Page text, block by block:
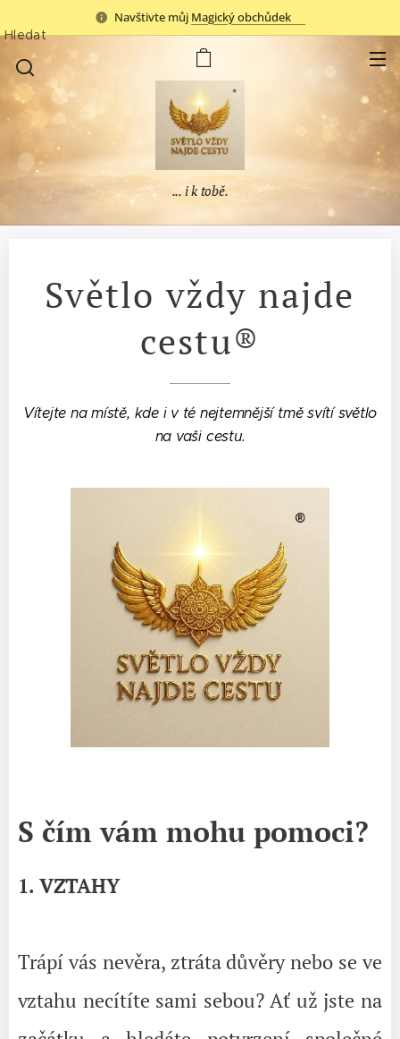
Navštivte můj Magický obchůdek✨
... i k tobě.
Hledat
Světlo vždy najde
cestu®
Vítejte na místě, kde i v té nejtemnější tmě svítí světlo
na vaši cestu.
S čím vám mohu pomoci?
1. VZTAHY
Trápí vás nevěra, ztráta důvěry nebo se ve
vztahu necítíte sami sebou? Ať už jste na